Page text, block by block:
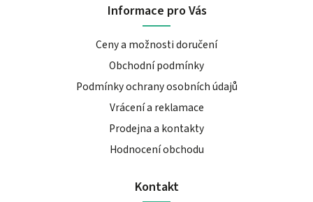
Informace pro Vás
Ceny a možnosti doručení
Obchodní podmínky
Podmínky ochrany osobních údajů
Vrácení a reklamace
Prodejna a kontakty
Hodnocení obchodu
Kontakt